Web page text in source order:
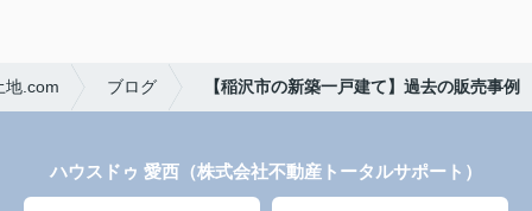
地.com ブログ 【稲沢市の新築一戸建て】過去の販売事例
ハウスドゥ 愛西（株式会社不動産トータルサポート）